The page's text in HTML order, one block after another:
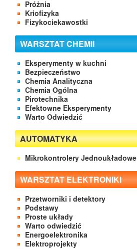
Próżnia
Kriofizyka
Fizykociekawostki
WARSZTAT CHEMII
Eksperymenty w kuchni
Bezpieczeństwo
Chemia Analityczna
Chemia Ogólna
Pirotechnika
Efektowne Eksperymenty
Warto Odwiedzić
AUTOMATYKA
Mikrokontrolery Jednoukładowe
WARSZTAT ELEKTRONIKI
Przetworniki i detektory
Podstawy
Proste układy
Warto odwiedzić
Energoelektronika
Elektroprojekty